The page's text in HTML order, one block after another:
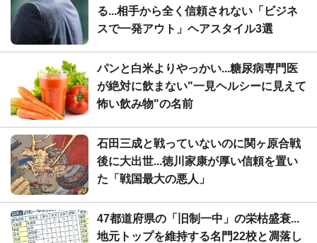
る...相手から全く信頼されない「ビジネ
スで一発アウト」ヘアスタイル3選
パンと白米よりやっかい...糖尿病専門医
が絶対に飲まない"一見ヘルシーに見えて
怖い飲み物"の名前
石田三成と戦っていないのに関ヶ原合戦
後に大出世...徳川家康が厚い信頼を置い
た「戦国最大の悪人」
47都道府県の「旧制一中」の栄枯盛衰...
地元トップを維持する名門22校と凋落し